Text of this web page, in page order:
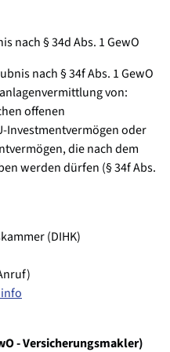
nach § 34d Abs. 1 GewO
nach § 34f Abs. 1 GewO
von:
offenen
Investmentvermögen oder
die nach dem
werden dürfen (§ 34f Abs.
(DIHK)
- Versicherungsmakler)